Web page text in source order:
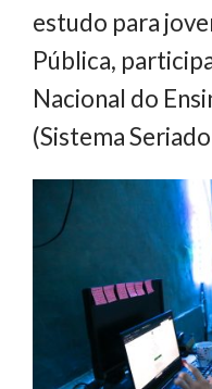
estudo para
Pública,
Nacional do
(Sistema